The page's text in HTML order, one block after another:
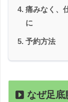
痛みなく、
に
予約方法
なぜ足底